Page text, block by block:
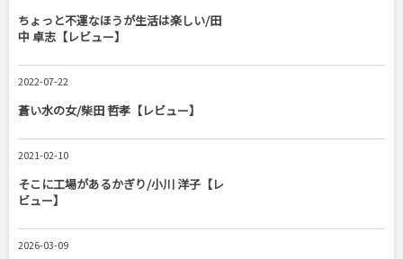
ちょっと不運なほうが生活は楽しい/田
中 卓志【レビュー】
2022-07-22
蒼い水の女/柴田 哲孝【レビュー】
2021-02-10
そこに工場があるかぎり/小川 洋子【レ
ビュー】
2026-03-09